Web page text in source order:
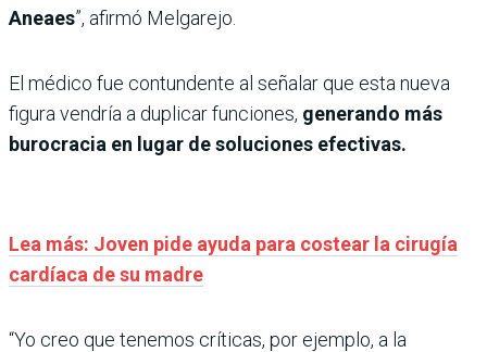
Aneaes”, afirmó Melgarejo.
El médico fue contundente al señalar que esta nueva
figura vendría a duplicar funciones, generando más
burocracia en lugar de soluciones efectivas.
Lea más: Joven pide ayuda para costear la cirugía
cardíaca de su madre
“Yo creo que tenemos críticas, por ejemplo, a la